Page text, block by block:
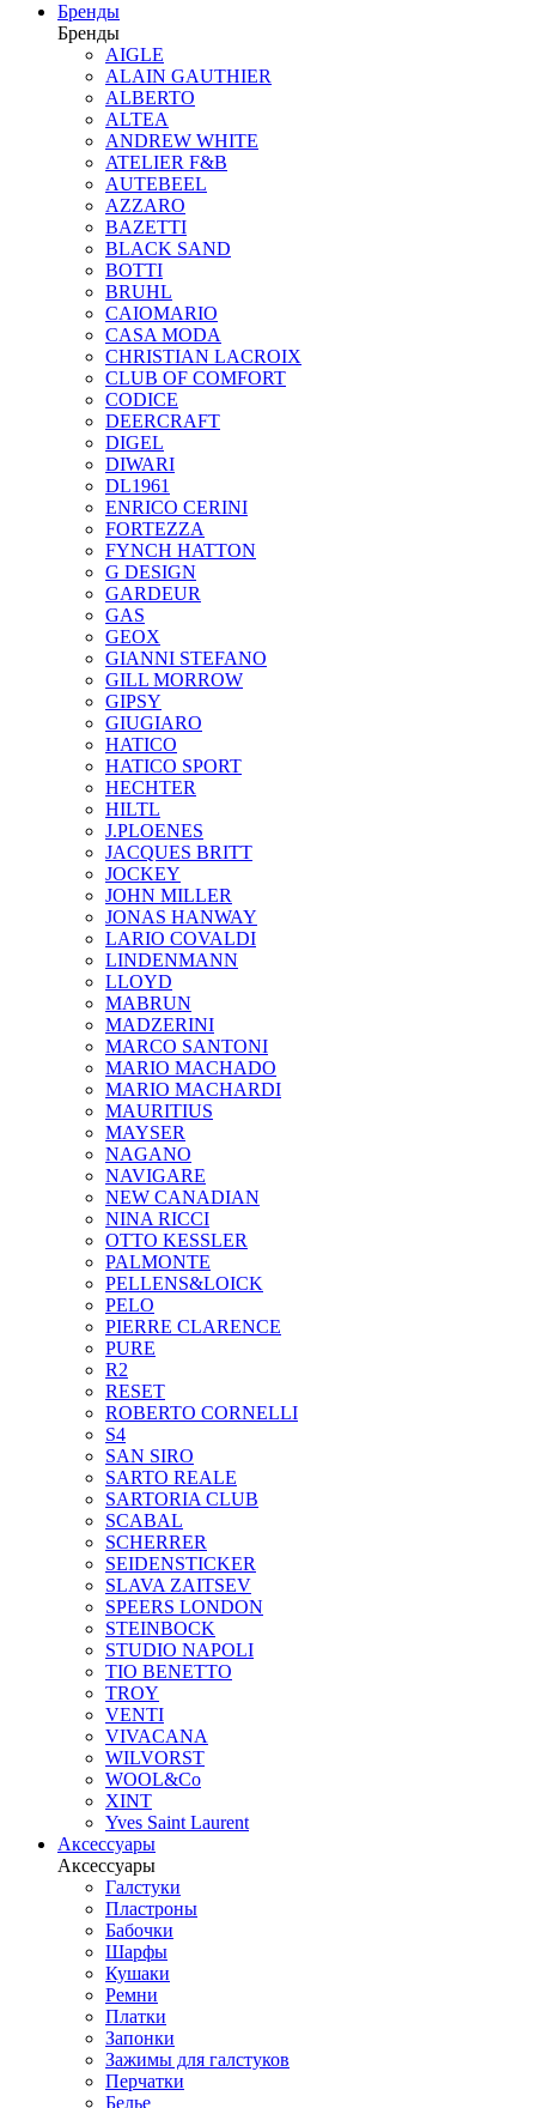
Бренды
Бренды
AIGLE
ALAIN GAUTHIER
ALBERTO
ALTEA
ANDREW WHITE
ATELIER F&B
AUTEBEEL
AZZARO
BAZETTI
BLACK SAND
BOTTI
BRUHL
CAIOMARIO
CASA MODA
CHRISTIAN LACROIX
CLUB OF COMFORT
CODICE
DEERCRAFT
DIGEL
DIWARI
DL1961
ENRICO CERINI
FORTEZZA
FYNCH HATTON
G DESIGN
GARDEUR
GAS
GEOX
GIANNI STEFANO
GILL MORROW
GIPSY
GIUGIARO
HATICO
HATICO SPORT
HECHTER
HILTL
J.PLOENES
JAСQUES BRITT
JOCKEY
JOHN MILLER
JONAS HANWAY
LARIO COVALDI
LINDENMANN
LLOYD
MABRUN
MADZERINI
MARCO SANTONI
MARIO MACHADO
MARIO MACHARDI
MAURITIUS
MAYSER
NAGANO
NAVIGARE
NEW CANADIAN
NINA RICCI
OTTO KESSLER
PALMONTE
PELLENS&LOICK
PELO
PIERRE CLARENCE
PURE
R2
RESET
ROBERTO CORNELLI
S4
SAN SIRO
SARTO REALE
SARTORIA CLUB
SCABAL
SCHERRER
SEIDENSTICKER
SLAVA ZAITSEV
SPEERS LONDON
STEINBOCK
STUDIO NAPOLI
TIO BENETTO
TROY
VENTI
VIVACANA
WILVORST
WOOL&Co
XINT
Yves Saint Laurent
Аксессуары
Аксессуары
Галстуки
Пластроны
Бабочки
Шарфы
Кушаки
Ремни
Платки
Запонки
Зажимы для галстуков
Перчатки
Белье